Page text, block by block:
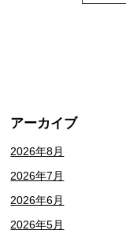
アーカイブ
2026年8月
2026年7月
2026年6月
2026年5月